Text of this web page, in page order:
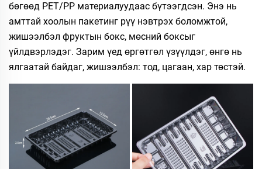
бөгөөд PET/PP материалуудаас бүтээгдсэн. Энэ нь
амттай хоолын пакетинг рүү нэвтрэх боломжтой,
жишээлбэл фруктын бокс, мөсний боксыг
үйлдвэрлэдэг. Зарим үед өргөтгөл үзүүлдэг, өнгө нь
ялгаатай байдаг, жишээлбэл: тод, цагаан, хар төстэй.